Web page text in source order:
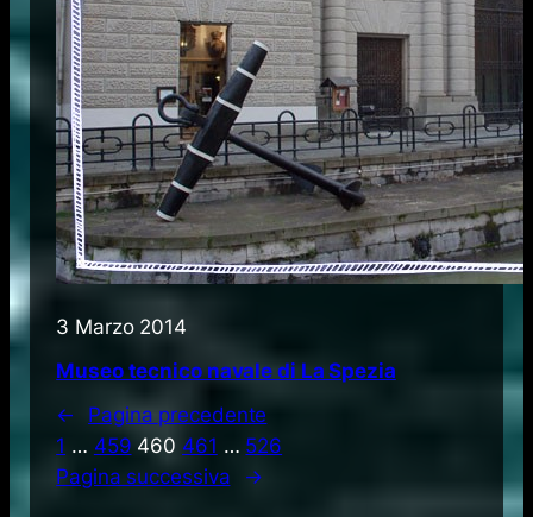
3 Marzo 2014
Museo tecnico navale di La Spezia
←
Pagina precedente
1 … 459 460 461 … 526
Pagina successiva
→